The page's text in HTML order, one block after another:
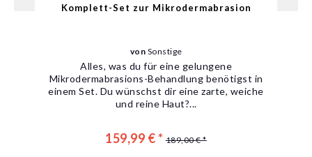
Komplett-Set zur Mikrodermabrasion
von Sonstige
Alles, was du für eine gelungene
Mikrodermabrasions-Behandlung benötigst in
einem Set. Du wünschst dir eine zarte, weiche
und reine Haut?...
159,99 € * 189,00 € *